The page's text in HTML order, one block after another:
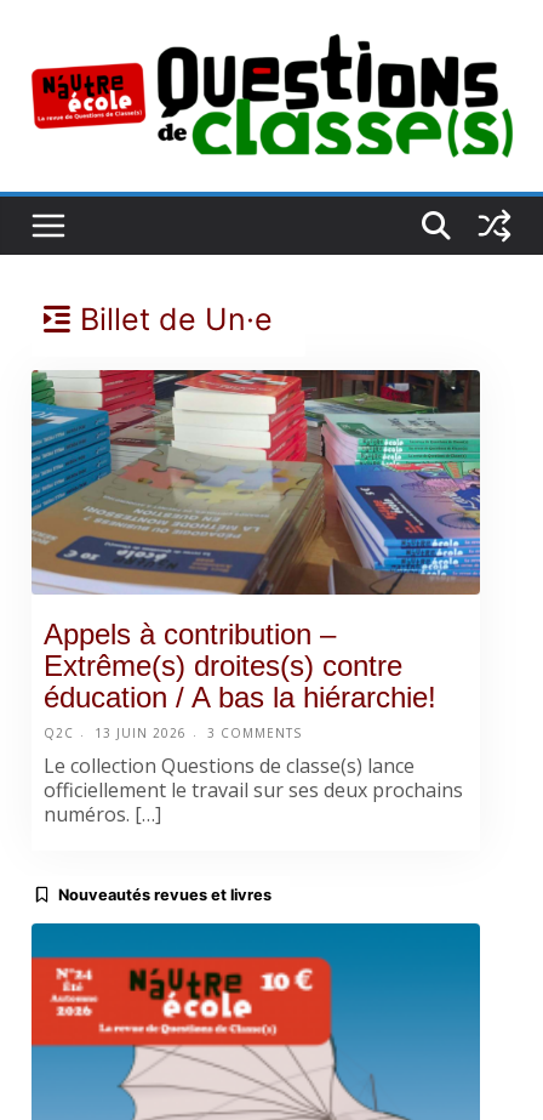
contenu
Billet de Un·e
Appels à contribution –
Extrême(s) droites(s) contre
éducation / A bas la hiérarchie!
Q2C 13 JUIN 2026 3 COMMENTS
Le collection Questions de classe(s) lance
officiellement le travail sur ses deux prochains
numéros. […]
Nouveautés revues et livres